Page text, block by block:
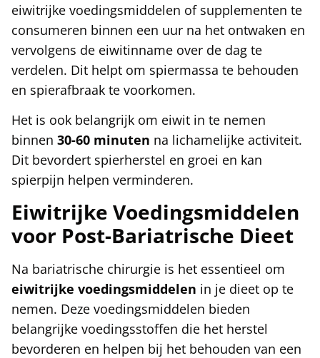
eiwitrijke voedingsmiddelen of supplementen te
consumeren binnen een uur na het ontwaken en
vervolgens de eiwitinname over de dag te
verdelen. Dit helpt om spiermassa te behouden
en spierafbraak te voorkomen.
Het is ook belangrijk om eiwit in te nemen
binnen 30-60 minuten na lichamelijke activiteit.
Dit bevordert spierherstel en groei en kan
spierpijn helpen verminderen.
Eiwitrijke Voedingsmiddelen
voor Post-Bariatrische Dieet
Na bariatrische chirurgie is het essentieel om
eiwitrijke voedingsmiddelen in je dieet op te
nemen. Deze voedingsmiddelen bieden
belangrijke voedingsstoffen die het herstel
bevorderen en helpen bij het behouden van een